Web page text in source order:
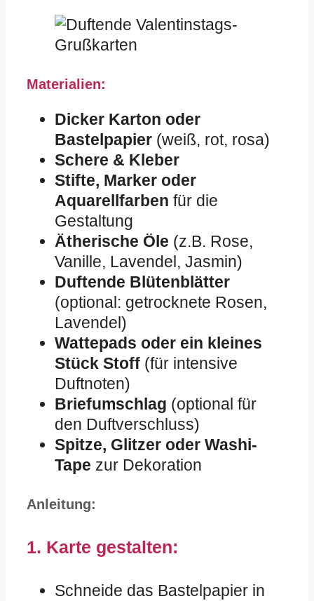
Materialien:
Dicker Karton oder
Bastelpapier (weiß, rot, rosa)
Schere & Kleber
Stifte, Marker oder
Aquarellfarben für die
Gestaltung
Ätherische Öle (z.B. Rose,
Vanille, Lavendel, Jasmin)
Duftende Blütenblätter
(optional: getrocknete Rosen,
Lavendel)
Wattepads oder ein kleines
Stück Stoff (für intensive
Duftnoten)
Briefumschlag (optional für
den Duftverschluss)
Spitze, Glitzer oder Washi-
Tape zur Dekoration
Anleitung:
1. Karte gestalten:
Schneide das Bastelpapier in